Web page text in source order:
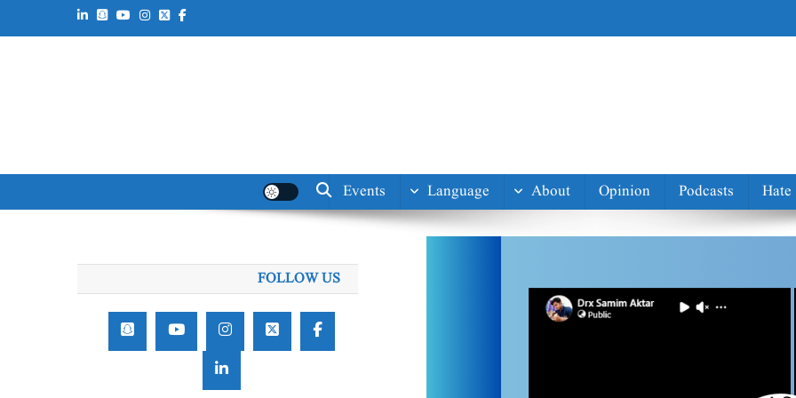
Hate
Podcasts
Opinion
About
Language
Events
FOLLOW US